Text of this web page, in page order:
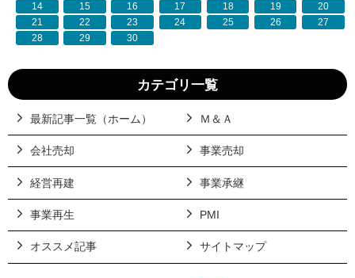
14
15 16 17 18 19
20
21
22 23 24 25 26
27
28
29 30
カテゴリ一覧
最新記事一覧（ホーム） Ｍ＆Ａ
会社売却 事業売却
経営再建 事業承継
事業再生 PMI
オススメ記事 サイトマップ